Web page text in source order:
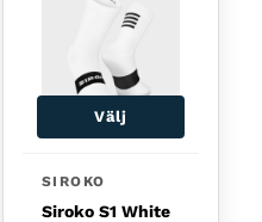
Välj
SIROKO
Siroko S1 White